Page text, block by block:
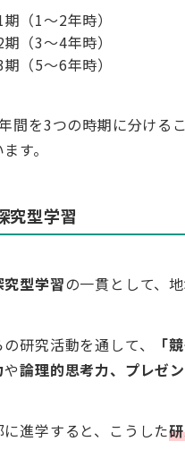
（1〜2年時）
（3〜4年時）
（5〜6年時）
間を3つの時期に分ける
す。
究型学習
型学習の一貫として、
の研究活動を通して、 「
や論理的思考力、プレゼ
に進学すると、こうした